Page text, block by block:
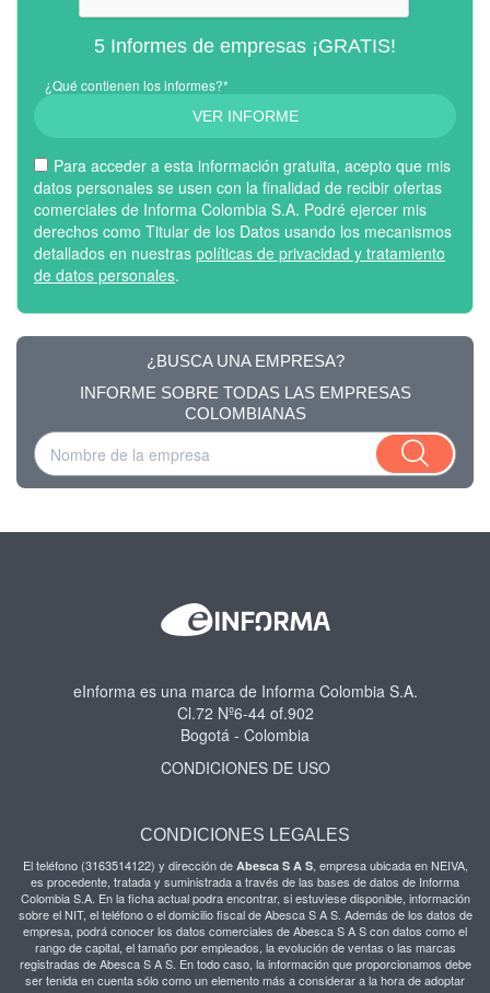
5 Informes de empresas ¡GRATIS!
¿Qué contienen los informes?*
VER INFORME
Para acceder a esta información gratuita, acepto que mis
datos personales se usen con la finalidad de recibir ofertas
comerciales de Informa Colombia S.A. Podré ejercer mis
derechos como Titular de los Datos usando los mecanismos
detallados en nuestras políticas de privacidad y tratamiento
de datos personales.
¿BUSCA UNA EMPRESA?
INFORME SOBRE TODAS LAS EMPRESAS
COLOMBIANAS
eInforma es una marca de Informa Colombia S.A.
Cl.72 Nº6-44 of.902
Bogotá - Colombia
CONDICIONES DE USO
CONDICIONES LEGALES
El teléfono (3163514122) y dirección de Abesca S A S, empresa ubicada en NEIVA,
es procedente, tratada y suministrada a través de las bases de datos de Informa
Colombia S.A. En la ficha actual podra encontrar, si estuviese disponible, información
sobre el NIT, el teléfono o el domicilio fiscal de Abesca S A S. Además de los datos de
empresa, podrá conocer los datos comerciales de Abesca S A S con datos como el
rango de capital, el tamaño por empleados, la evolución de ventas o las marcas
registradas de Abesca S A S. En todo caso, la información que proporcionamos debe
ser tenida en cuenta sólo como un elemento más a considerar a la hora de adoptar